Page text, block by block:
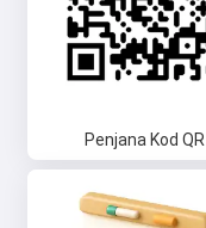
Penjana Kod QR